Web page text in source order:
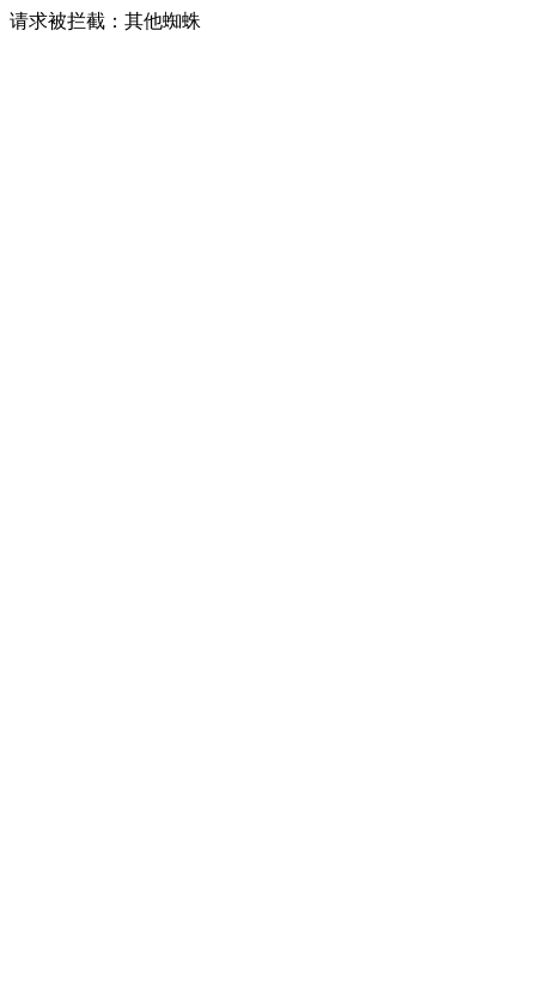
请求被拦截：其他蜘蛛